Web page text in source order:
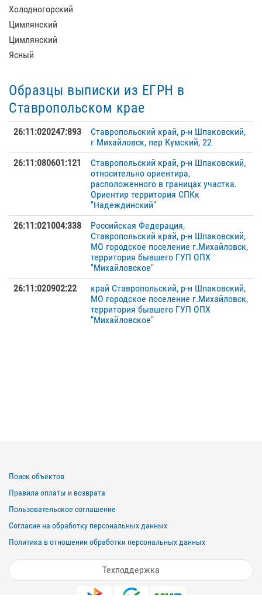
Холодногорский
Цимлянский
Цимлянский
Ясный
Образцы выписки из ЕГРН в
Ставропольском крае
26:11:020247:893
Ставропольский край, р-н Шпаковский,
г Михайловск, пер Кумский, 22
26:11:080601:121
Ставропольский край, р-н Шпаковский,
относительно ориентира,
расположенного в границах участка.
Ориентир территория СПКк
"Надеждинский"
26:11:021004:338
Российская Федерация,
Ставропольский край, р-н Шпаковский,
МО городское поселение г.Михайловск,
территория бывшего ГУП ОПХ
"Михайловское"
26:11:020902:22
край Ставропольский, р-н Шпаковский,
МО городское поселение г.Михайловск,
территория бывшего ГУП ОПХ
"Михайловское"
Поиск объектов
Правила оплаты и возврата
Пользовательское соглашение
Согласие на обработку персональных данных
Политика в отношении обработки персональных данных
Техподдержка